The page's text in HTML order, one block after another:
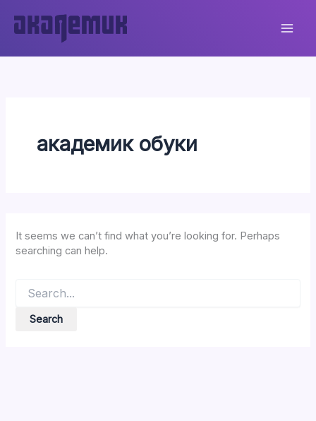
content
академик обуки
It seems we can’t find what you’re looking for. Perhaps
searching can help.
for: